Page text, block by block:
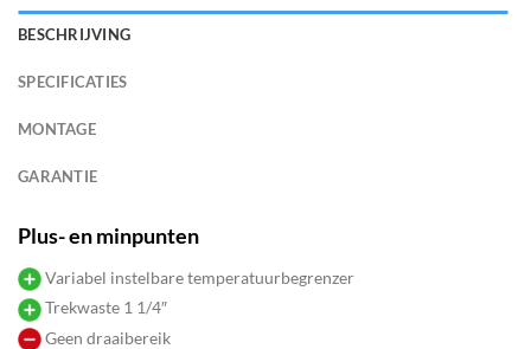
BESCHRIJVING
SPECIFICATIES
MONTAGE
GARANTIE
Plus- en minpunten
Variabel instelbare temperatuurbegrenzer
Trekwaste 1 1/4″
Geen draaibereik